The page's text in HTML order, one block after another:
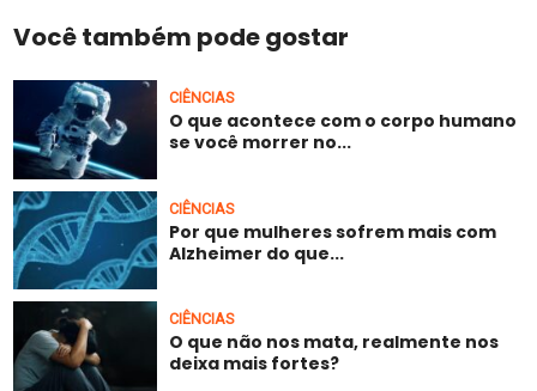
Você também pode gostar
CIÊNCIAS
O que acontece com o corpo humano
se você morrer no...
CIÊNCIAS
Por que mulheres sofrem mais com
Alzheimer do que...
CIÊNCIAS
O que não nos mata, realmente nos
deixa mais fortes?